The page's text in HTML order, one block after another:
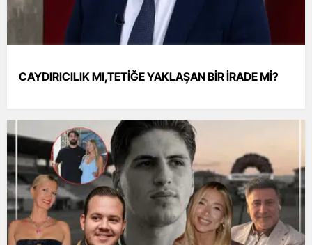
CAYDIRICILIK MI,TETİĞE YAKLAŞAN BİR İRADE Mİ?